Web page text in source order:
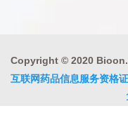
Copyright © 2020
互联网药品信息服务资格